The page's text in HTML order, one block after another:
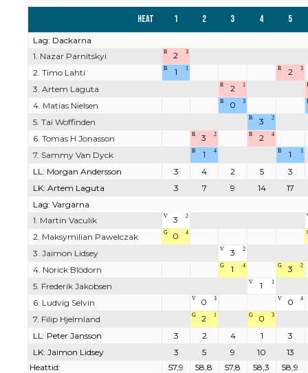
Heat 1 2 3 4 5
Lag: Dackarna
1. Nazar Parnitskyi
R 2 3
2. Timo Lahti B 1 1 R 2 3
3. Artem Laguta R 2 1
4. Matias Nielsen B 0 3
5. Tai Woffinden B 3 2
6. Tomas H Jonasson R 3 2 R 2 4
7. Sammy Van Dyck B 1 4 B 1 1
LL: Morgan Andersson 3 4 2 5
3
LK: Artem Laguta
3 7 9 14
17
Lag: Vargarna
1. Martin Vaculik
V 3 2
2. Maksymilian Pawelczak G 0 4
3. Jaimon Lidsey V 3 2
4. Norick Blödorn G 1 4 G 3 2
5. Frederik Jakobsen V 1 1
6. Ludvig Selvin V 0 3 V 0 4
7. Filip Hjelmland G 2 1 G 0 3
LL: Peter Jansson 3 2 4 1
3
LK: Jaimon Lidsey
3 5 9 10
13
Heattid:
57,9 58,8 57,8 58,3 58,9